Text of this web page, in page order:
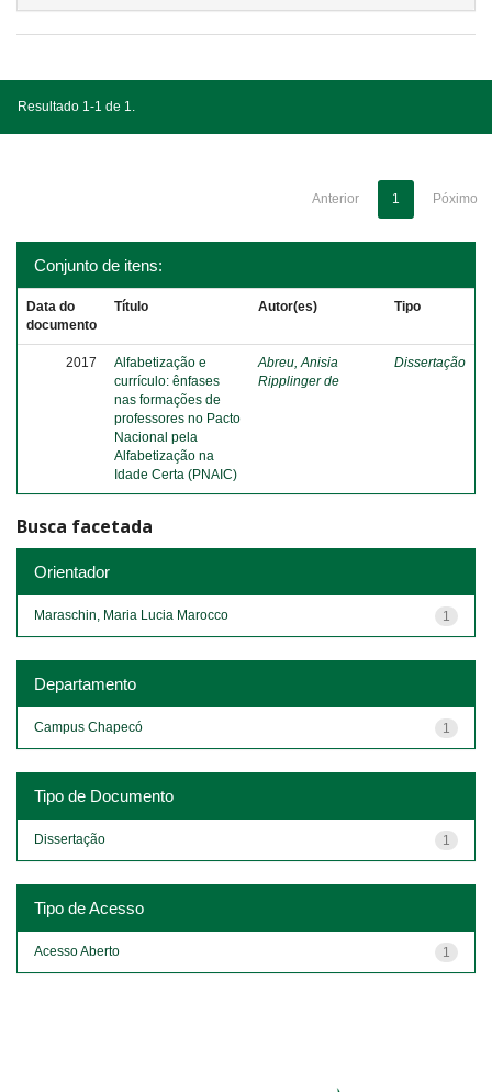
Resultado 1-1 de 1.
Anterior 1 Póximo
Conjunto de itens:
Data do
documento
Título Autor(es) Tipo
2017
Alfabetização e
currículo: ênfases
nas formações de
professores no Pacto
Nacional pela
Alfabetização na
Idade Certa (PNAIC)
Abreu, Anisia
Ripplinger de
Dissertação
Busca facetada
Orientador
1
Maraschin, Maria Lucia Marocco
Departamento
1
Campus Chapecó
Tipo de Documento
1
Dissertação
Tipo de Acesso
1
Acesso Aberto